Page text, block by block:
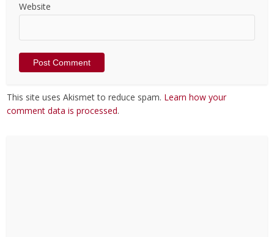
Website
This site uses Akismet to reduce spam. Learn how your
comment data is processed.